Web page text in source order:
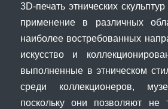
3D-печать этнических
применение в различных
наиболее востребованных
искусство и
выполненные в этническом
среди коллекционеров,
поскольку они позволяют не